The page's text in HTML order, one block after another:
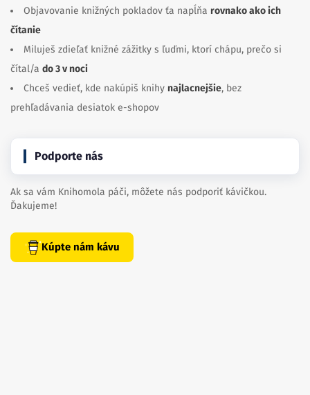
Objavovanie knižných pokladov ťa napĺňa rovnako ako ich
čítanie
Miluješ zdieľať knižné zážitky s ľuďmi, ktorí chápu, prečo si
čítal/a do 3 v noci
Chceš vedieť, kde nakúpiš knihy najlacnejšie, bez
prehľadávania desiatok e-shopov
Podporte nás
Ak sa vám Knihomola páči, môžete nás podporiť kávičkou.
Ďakujeme!
Kúpte nám kávu